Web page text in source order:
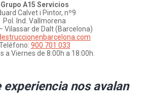
Grupo A15 Servicios
Calvet i Pintor, nº9
Pol. Ind. Vallmorena
Vilassar de Dalt (Barcelona)
900 701 033
a Viernes de 8:00h a 18:00h.
experiencia nos avalan